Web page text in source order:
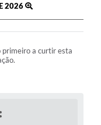
2026
primeiro a curtir esta